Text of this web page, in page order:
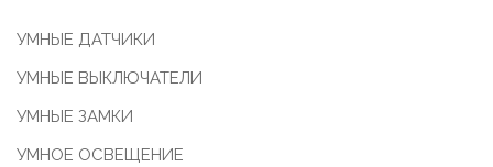
УМНЫЕ ДАТЧИКИ
УМНЫЕ ВЫКЛЮЧАТЕЛИ
УМНЫЕ ЗАМКИ
УМНОЕ ОСВЕЩЕНИЕ